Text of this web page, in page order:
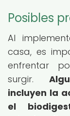
Posibles
Al
casa, es
enfrentar
surgir.
incluyen la
el